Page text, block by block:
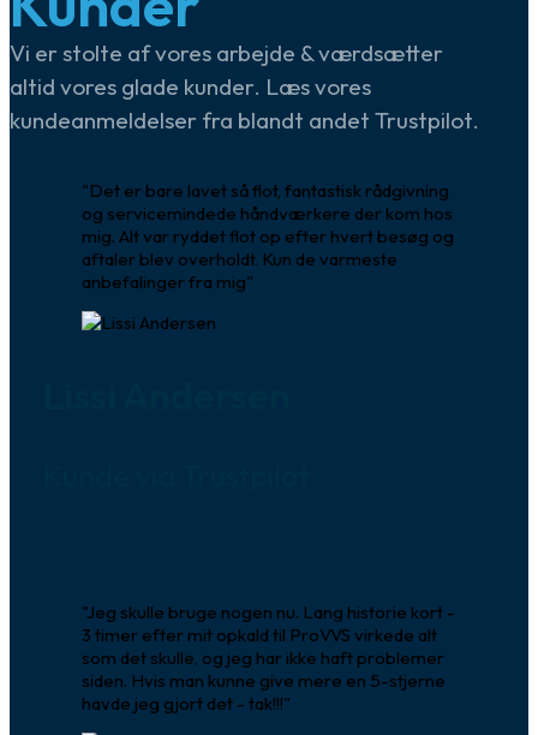
Vi er stolte af vores arbejde & værdsætter
altid vores glade kunder. Læs vores
kundeanmeldelser fra blandt andet Trustpilot.
"Det er bare lavet så flot, fantastisk rådgivning
og servicemindede håndværkere der kom hos
mig. Alt var ryddet flot op efter hvert besøg og
aftaler blev overholdt. Kun de varmeste
anbefalinger fra mig"
"Jeg skulle bruge nogen nu. Lang historie kort -
3 timer efter mit opkald til ProVVS virkede alt
som det skulle, og jeg har ikke haft problemer
siden. Hvis man kunne give mere en 5-stjerne
havde jeg gjort det - tak!!!"